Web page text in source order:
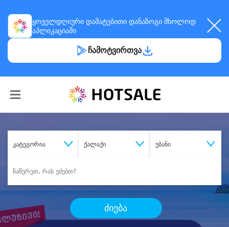
ყოველდღიური დამატებითი დანაზოგი მხოლოდ
აპლიკაციაში
ჩამოტვირთვა
კატეგორია ქალაქი უბანი
ძიება